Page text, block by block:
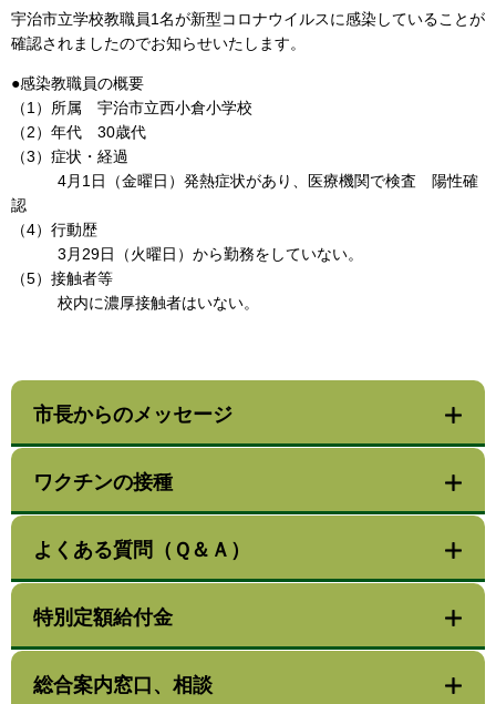
宇治市立学校教職員1名が新型コロナウイルスに感染していることが
確認されましたのでお知らせいたします。
●感染教職員の概要
（1）所属 宇治市立西小倉小学校
（2）年代 30歳代
（3）症状・経過
4月1日（金曜日）発熱症状があり、医療機関で検査 陽性確
認
（4）行動歴
3月29日（火曜日）から勤務をしていない。
（5）接触者等
校内に濃厚接触者はいない。
市長からのメッセージ
ワクチンの接種
よくある質問（Ｑ＆Ａ）
特別定額給付金
総合案内窓口、相談